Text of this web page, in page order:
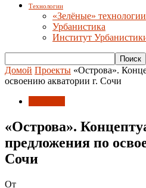
Технологии
«Зелёные» технологии
Урбанистика
Институт
Домой Проекты «Острова».
освоению акватории г. Сочи
«Острова».
предложения по
Сочи
От